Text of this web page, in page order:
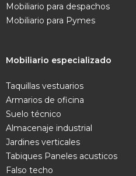
Mobiliario para despachos
Mobiliario para Pymes
Mobiliario especializado
Taquillas vestuarios
Armarios de oficina
Suelo técnico
Almacenaje industrial
Jardines verticales
Tabiques Paneles acusticos
Falso techo